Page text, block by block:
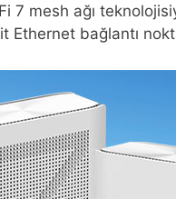
7 mesh ağı
Ethernet bağlantı